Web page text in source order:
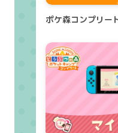
ポケ森コンプリー